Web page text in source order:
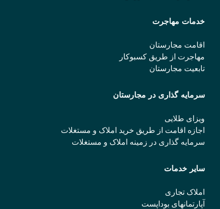
خدمات مهاجرت
اقامت مجارستان
مهاجرت از طریق کسبوکار
تابعیت مجارستان
سرمایه گذاری در مجارستان
ویزای طلایی
اجازه اقامت از طریق خرید املاک و مستغلات
سرمایه گذاری در زمینه املاک و مستغلات
سایر خدمات
املاک تجاری
آپارتمانهای بوداپست